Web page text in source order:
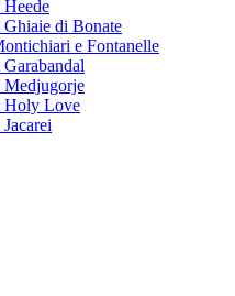
Heede
Ghiaie di Bonate
e Fontanelle
Medjugorje
Holy Love